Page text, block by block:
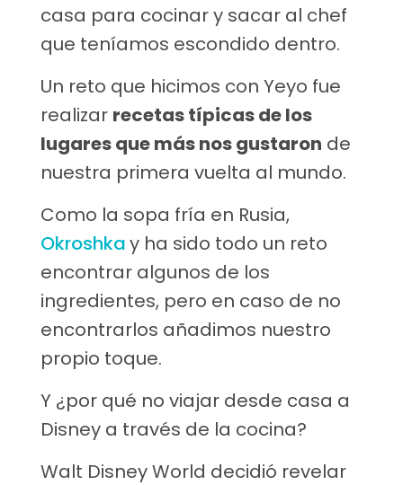
casa para cocinar y sacar al chef
que teníamos escondido dentro.
Un reto que hicimos con Yeyo fue
realizar recetas típicas de los
lugares que más nos gustaron de
nuestra primera vuelta al mundo.
Como la sopa fría en Rusia,
Okroshkay ha sido todo un reto
encontrar algunos de los
ingredientes, pero en caso de no
encontrarlos añadimos nuestro
propio toque.
Y ¿por qué no viajar desde casa a
Disney a través de la cocina?
Walt Disney World decidió revelar